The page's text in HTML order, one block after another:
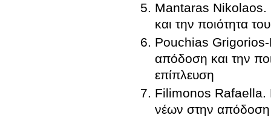
Mantaras Nikolaos.
και την ποιότητα
Pouchias Grigorios-
απόδοση και την
επίπλευση
Filimonos Rafaella.
νέων στην απόδοση